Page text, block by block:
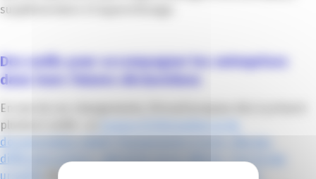
supplémentaire à l’apprentissage.
Des outils pour accompagner les entreprises
dans leurs futures déclarations
En vue de ces changements, l’Urssaf propose dès à présent
plusieurs outils : un
documentation dédié (changements à venir, rôle des
différents acteurs, calendrier de la collecte…) sur le site
urssaf.fr
. Un
“guide des contributions de formation